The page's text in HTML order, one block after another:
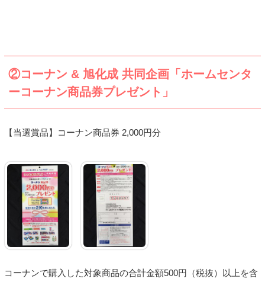
②コーナン & 旭化成 共同企画「ホームセンタ
ーコーナン商品券プレゼント」
【当選賞品】コーナン商品券 2,000円分
コーナンで購入した対象商品の合計金額500円（税抜）以上を含